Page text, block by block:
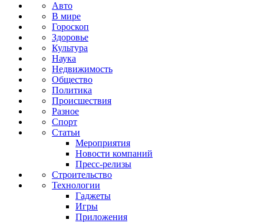
Авто
В мире
Гороскоп
Здоровье
Культура
Наука
Недвижимость
Общество
Политика
Происшествия
Разное
Спорт
Статьи
Мероприятия
Новости компаний
Пресс-релизы
Строительство
Технологии
Гаджеты
Игры
Приложения